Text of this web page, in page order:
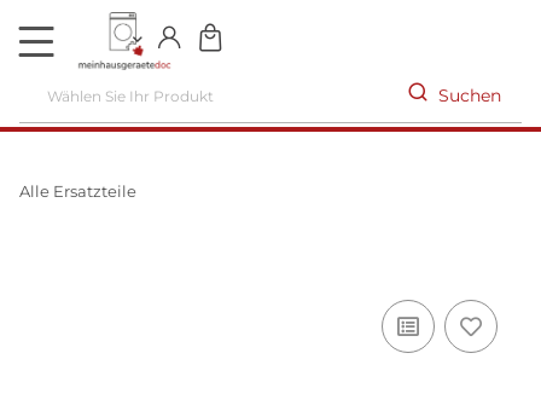
DE
Suchen
Alle Ersatzteile